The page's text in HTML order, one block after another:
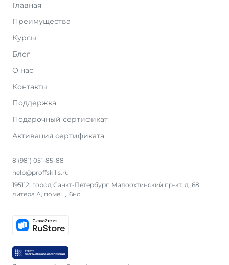
Главная
Преимущества
Курсы
Блог
О нас
Контакты
Поддержка
Подарочный сертификат
Активация сертификата
8 (981) 051-85-88
help@proffskills.ru
195112, город Санкт-Петербург, Малоохтинский пр-кт, д. 68
литера А, помещ. 6нс